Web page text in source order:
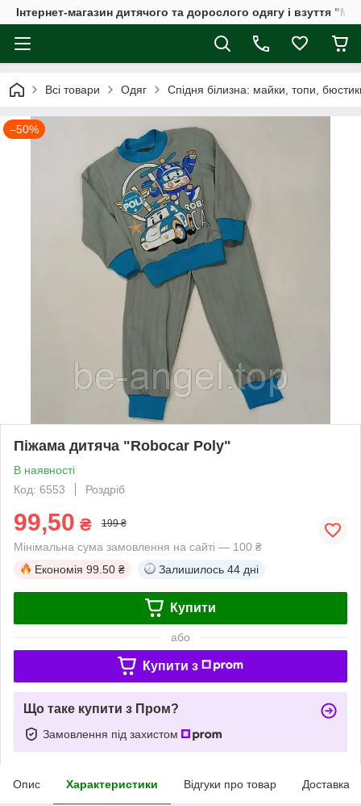
Інтернет-магазин дитячого та дорослого одягу і взуття
Всі товари Одяг Спідня білизна: майки, топи,
–50%
Піжама дитяча "Robocar Poly"
В наявності
Код: 6553
Роздріб
99,50 ₴ 199 ₴
Мінімальна сума замовлення на сайті — 100 ₴
Економія 99.50 ₴ Залишилось 44 дні
Купити
або
Купити з
Що таке купити з Пром?
Замовлення під захистом
Опис Характеристики Відгуки про товар Доставка